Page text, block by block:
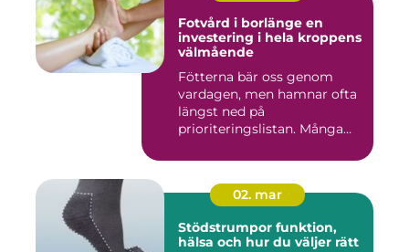
Fotvård i borlänge en
investering i hela kroppens
välmående
Fötterna bär oss genom
vardagen, men hamnar ofta
längst ned på
prioriteringslistan. Många
02. mar
Stödstrumpor funktion,
hälsa och hur du väljer rätt